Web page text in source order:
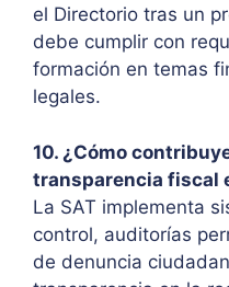
el Directorio tras un
debe cumplir con
formación en temas
legales.
10. ¿Cómo
transparencia fiscal
La SAT implementa
control, auditorías
de denuncia